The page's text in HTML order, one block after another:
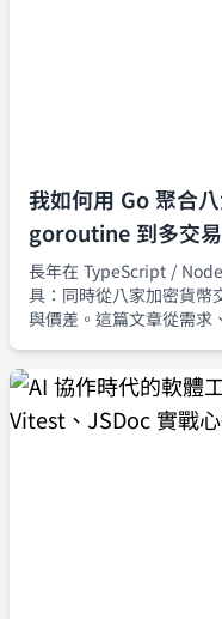
我如何用 Go 聚合
goroutine 到多交
長年在 TypeScript /
具：同時從八家加密貨幣
與價差。這篇文章從需求